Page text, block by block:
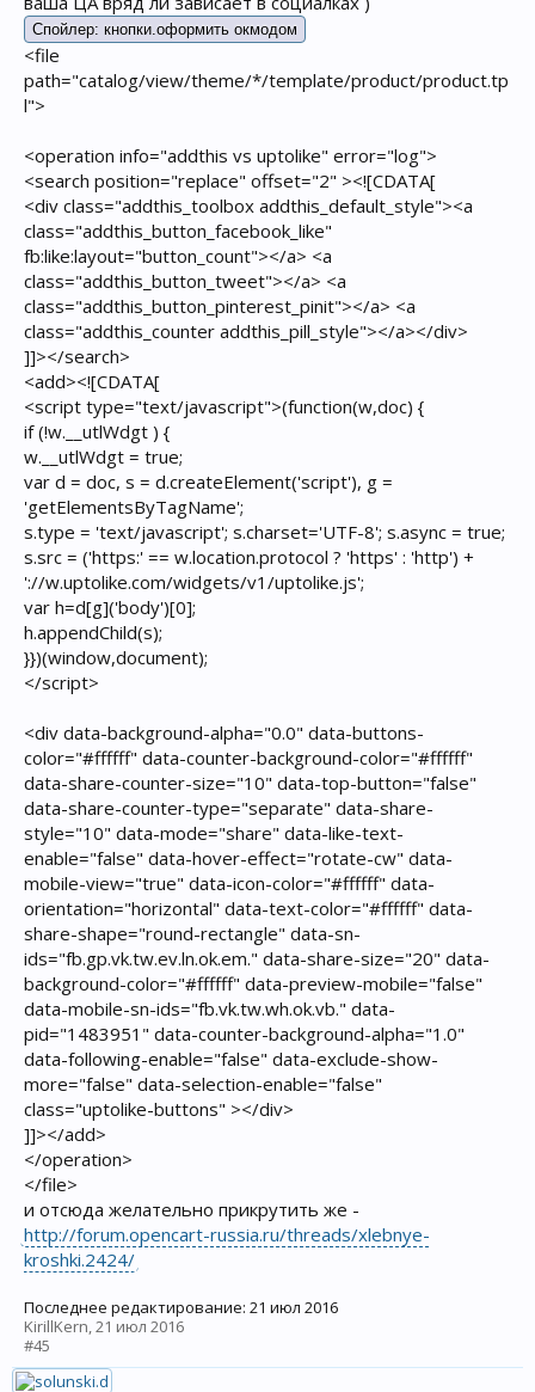
Спойлер: кнопки.оформить окмодом
<file
path="catalog/view/theme/*/template/product/product.tp
l">
<operation info="addthis vs uptolike" error="log">
<search position="replace" offset="2" ><![CDATA[
<div class="addthis_toolbox addthis_default_style"><a
class="addthis_button_facebook_like"
fb:like:layout="button_count"></a> <a
class="addthis_button_tweet"></a> <a
class="addthis_button_pinterest_pinit"></a> <a
class="addthis_counter addthis_pill_style"></a></div>
]]></search>
<add><![CDATA[
<script type="text/javascript">(function(w,doc) {
if (!w.__utlWdgt ) {
w.__utlWdgt = true;
var d = doc, s = d.createElement('script'), g =
'getElementsByTagName';
s.type = 'text/javascript'; s.charset='UTF-8'; s.async = true;
s.src = ('https:' == w.location.protocol ? 'https' : 'http') +
'://w.uptolike.com/widgets/v1/uptolike.js';
var h=d[g]('body')[0];
h.appendChild(s);
}})(window,document);
</script>
<div data-background-alpha="0.0" data-buttons-
color="#ffffff" data-counter-background-color="#ffffff"
data-share-counter-size="10" data-top-button="false"
data-share-counter-type="separate" data-share-
style="10" data-mode="share" data-like-text-
enable="false" data-hover-effect="rotate-cw" data-
mobile-view="true" data-icon-color="#ffffff" data-
orientation="horizontal" data-text-color="#ffffff" data-
share-shape="round-rectangle" data-sn-
ids="fb.gp.vk.tw.ev.ln.ok.em." data-share-size="20" data-
background-color="#ffffff" data-preview-mobile="false"
data-mobile-sn-ids="fb.vk.tw.wh.ok.vb." data-
pid="1483951" data-counter-background-alpha="1.0"
data-following-enable="false" data-exclude-show-
more="false" data-selection-enable="false"
class="uptolike-buttons" ></div>
]]></add>
</operation>
</file>
и отсюда желательно прикрутить же -
http://forum.opencart-russia.ru/threads/xlebnye-
kroshki.2424/
Последнее редактирование: 21 июл 2016
KirillKern,21 июл 2016
#45